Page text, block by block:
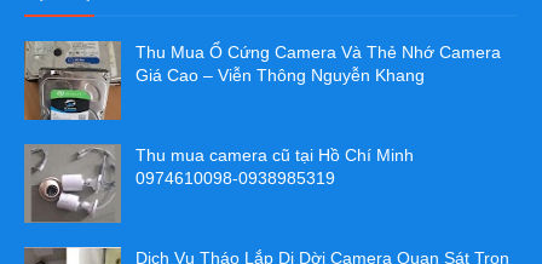
Thu Mua Ổ Cứng Camera Và Thẻ Nhớ Camera
Giá Cao – Viễn Thông Nguyễn Khang
Thu mua camera cũ tại Hồ Chí Minh
0974610098-0938985319
Dịch Vụ Tháo Lắp Di Dời Camera Quan Sát Trọn